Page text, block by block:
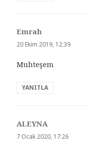
Emrah
ki:
20 Ekim 2019, 12:39
Muhteşem
YANITLA
ALEYNA
ki:
7 Ocak 2020, 17:26